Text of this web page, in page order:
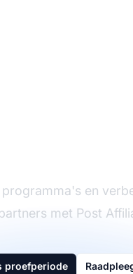
en
met Post
proefperiode